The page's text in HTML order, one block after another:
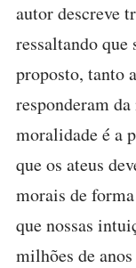
autor descreve
ressaltando que
proposto, tanto
responderam
moralidade é a
que os ateus
morais de
que nossas
milhões de